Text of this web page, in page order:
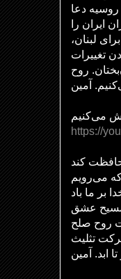
روسیه دعا
ایران را
لبنان،
تغییرات
روح
آمین
https://
کند
می‌رویم
بر ما باد
عشق
روح صلح
تثلیث